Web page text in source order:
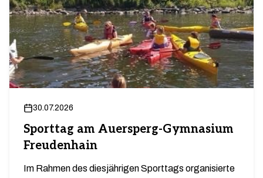
30.07.2026
Sporttag am Auersperg-Gymnasium
Freudenhain
Im Rahmen des diesjährigen Sporttags organisierte